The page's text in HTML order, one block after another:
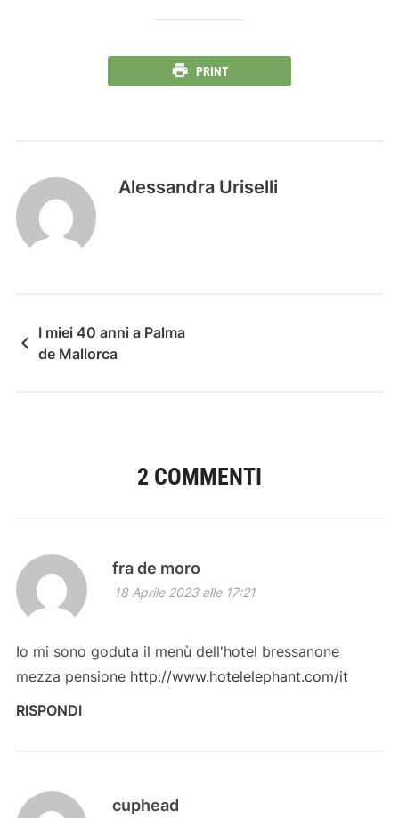
PRINT
Alessandra Uriselli
I miei 40 anni a Palma
de Mallorca
2 COMMENTI
fra de moro
18 Aprile 2023 alle 17:21
Io mi sono goduta il menù dell'hotel bressanone
mezza pensione http://www.hotelelephant.com/it
RISPONDI
cuphead